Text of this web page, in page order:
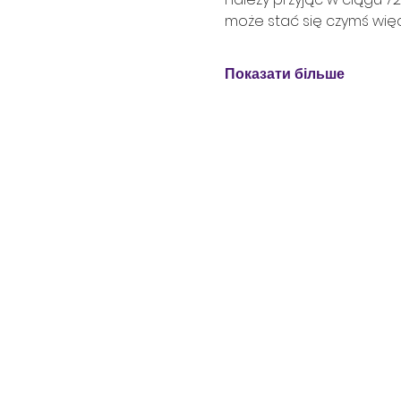
może stać się czymś
Показати більше